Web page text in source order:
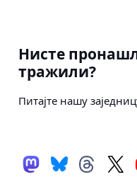
Нисте
тражили?
Питајте нашу